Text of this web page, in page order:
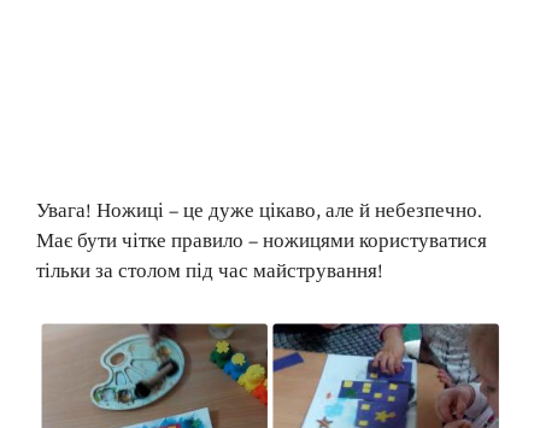
Увага! Ножиці – це дуже цікаво, але й небезпечно.
Має бути чітке правило – ножицями користуватися
тільки за столом під час майстрування!